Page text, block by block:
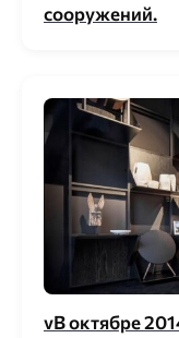
сооружений.
vВ октябре